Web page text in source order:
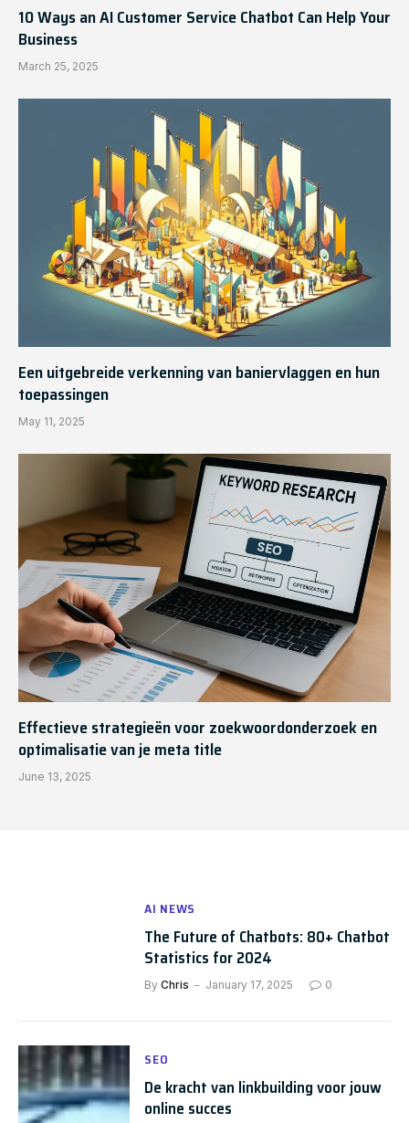
10 Ways an AI Customer Service Chatbot Can Help Your
Business
March 25, 2025
Een uitgebreide verkenning van baniervlaggen en hun
toepassingen
May 11, 2025
Effectieve strategieën voor zoekwoordonderzoek en
optimalisatie van je meta title
June 13, 2025
AI NEWS
The Future of Chatbots: 80+ Chatbot
Statistics for 2024
By Chris January 17, 2025 0
SEO
De kracht van linkbuilding voor jouw
online succes